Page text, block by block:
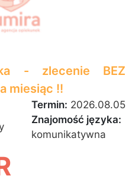
- zlecenie BEZ
miesiąc !!
Termin: 2026.08.05
Znajomość języka:
komunikatywna